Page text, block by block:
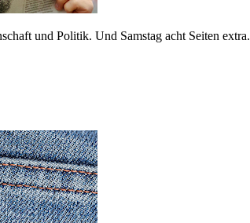
und Politik. Und Samstag acht Seiten extra.